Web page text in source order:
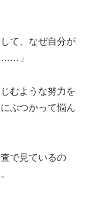
て、なぜ自分が
……」
むような努力を
ぶつかって悩ん
で見ているの